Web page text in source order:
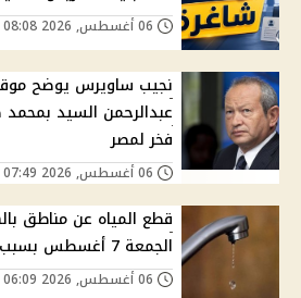
نجيب ساويرس يوضح
عبدالرحمن السيد
فخر لمصر
قطع المياه عن مناطق
الجمعة 7 أغسطس بسبب أعمال مترو الطالبية